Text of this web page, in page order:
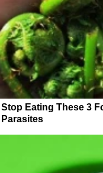
Stop Eating These 3
Parasites